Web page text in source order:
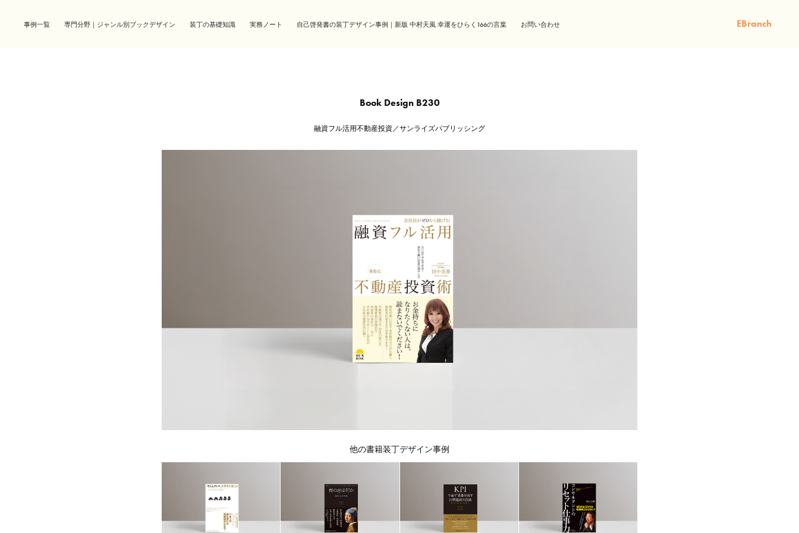
事例一覧 専門分野｜ジャンル別ブックデザイン 装丁の基礎知識 実務ノート 自己啓発書の装丁デザイン事例｜新版 中村天風 幸運をひらく166の言葉 お問い合わせ EBranch
Book Design B230
融資フル活用不動産投資／サンライズパブリッシング
他の書籍装丁デザイン事例